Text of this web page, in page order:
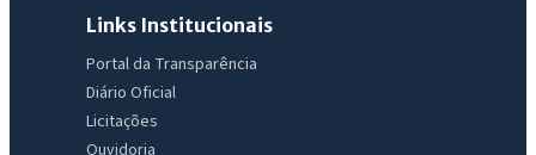
Links Institucionais
Portal da Transparência
Diário Oficial
Licitações
Ouvidoria